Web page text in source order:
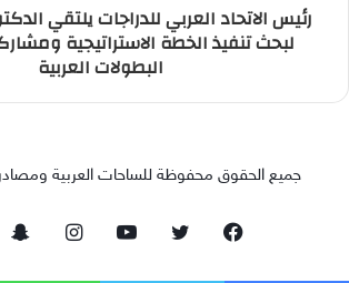
رئيس الاتحاد العربي للدراجات يلتقي
لبحث تنفيذ الخطة الاستراتيجية
البطولات العربية
جميع الحقوق محفوظة للساحات العربية ومصادر
فيسبوك تويتر يوتيوبانستقرام